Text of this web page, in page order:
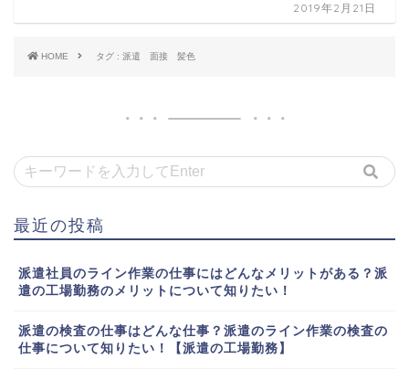
2019年2月21日
HOME タグ : 派遣 面接 髪色
最近の投稿
派遣社員のライン作業の仕事にはどんなメリットがある？派
遣の工場勤務のメリットについて知りたい！
派遣の検査の仕事はどんな仕事？派遣のライン作業の検査の
仕事について知りたい！【派遣の工場勤務】